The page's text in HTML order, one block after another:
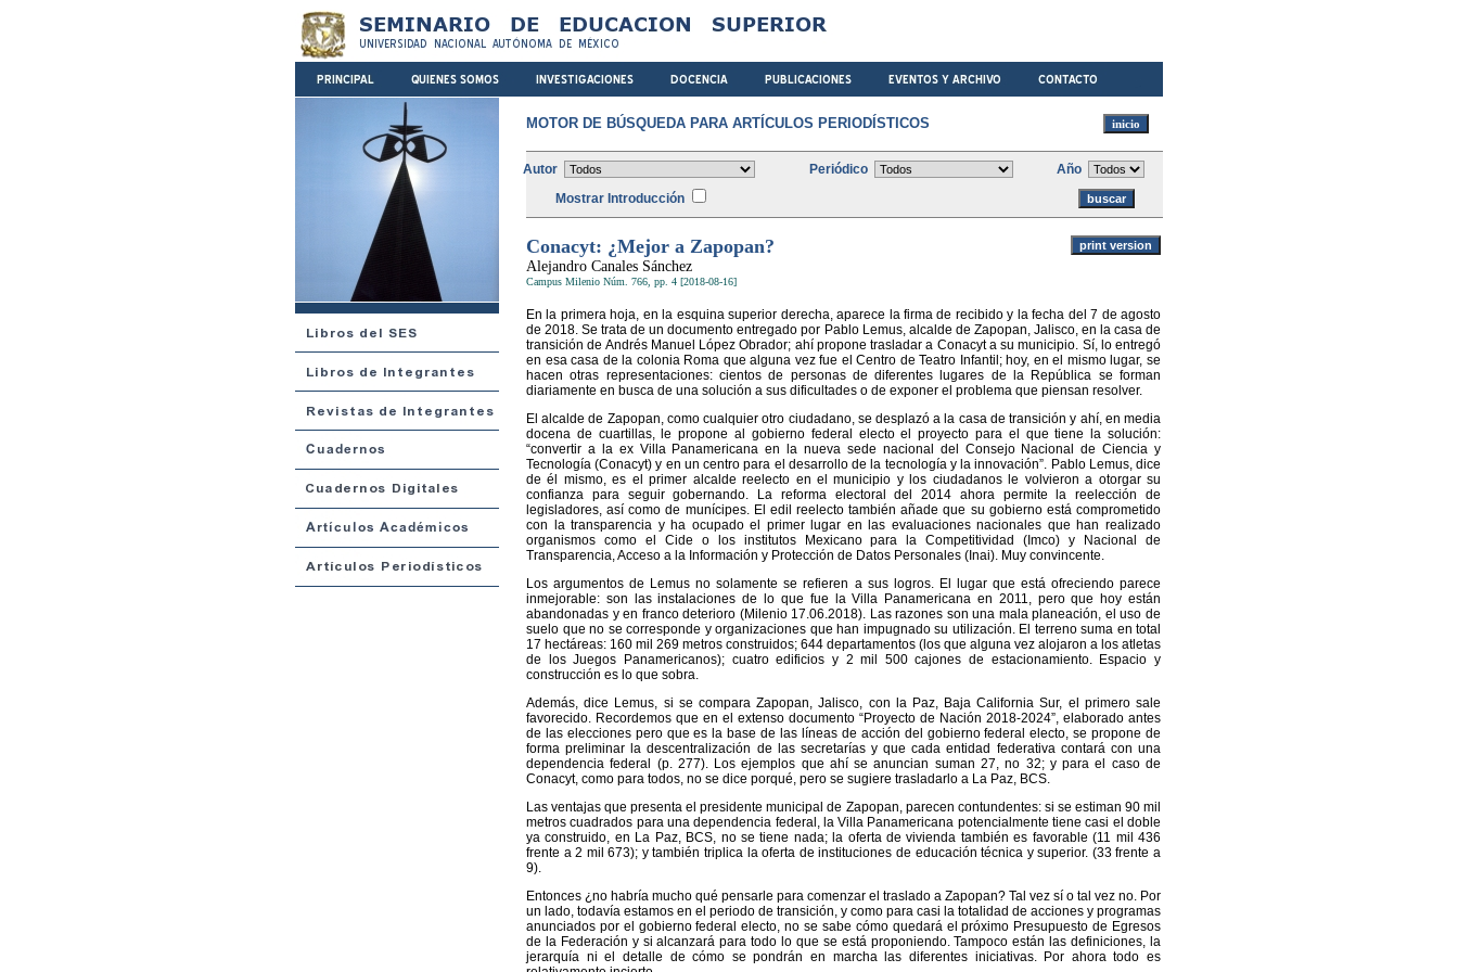
MOTOR DE BÚSQUEDA PARA ARTÍCULOS PERIODÍSTICOS
Autor Periódico
Año
Mostrar Introducción
Conacyt: ¿Mejor a Zapopan?
Alejandro Canales Sánchez
Campus Milenio Núm. 766, pp. 4 [2018-08-16]
En la primera hoja, en la esquina superior derecha, aparece la firma de recibido y la fecha del 7 de agosto
de 2018. Se trata de un documento entregado por Pablo Lemus, alcalde de Zapopan, Jalisco, en la casa de
transición de Andrés Manuel López Obrador; ahí propone trasladar a Conacyt a su municipio. Sí, lo entregó
en esa casa de la colonia Roma que alguna vez fue el Centro de Teatro Infantil; hoy, en el mismo lugar, se
hacen otras representaciones: cientos de personas de diferentes lugares de la República se forman
diariamente en busca de una solución a sus dificultades o de exponer el problema que piensan resolver.
El alcalde de Zapopan, como cualquier otro ciudadano, se desplazó a la casa de transición y ahí, en media
docena de cuartillas, le propone al gobierno federal electo el proyecto para el que tiene la solución:
“convertir a la ex Villa Panamericana en la nueva sede nacional del Consejo Nacional de Ciencia y
Tecnología (Conacyt) y en un centro para el desarrollo de la tecnología y la innovación”. Pablo Lemus, dice
de él mismo, es el primer alcalde reelecto en el municipio y los ciudadanos le volvieron a otorgar su
confianza para seguir gobernando. La reforma electoral del 2014 ahora permite la reelección de
legisladores, así como de munícipes. El edil reelecto también añade que su gobierno está comprometido
con la transparencia y ha ocupado el primer lugar en las evaluaciones nacionales que han realizado
organismos como el Cide o los institutos Mexicano para la Competitividad (Imco) y Nacional de
Transparencia, Acceso a la Información y Protección de Datos Personales (Inai). Muy convincente.
Los argumentos de Lemus no solamente se refieren a sus logros. El lugar que está ofreciendo parece
inmejorable: son las instalaciones de lo que fue la Villa Panamericana en 2011, pero que hoy están
abandonadas y en franco deterioro (Milenio 17.06.2018). Las razones son una mala planeación, el uso de
suelo que no se corresponde y organizaciones que han impugnado su utilización. El terreno suma en total
17 hectáreas: 160 mil 269 metros construidos; 644 departamentos (los que alguna vez alojaron a los atletas
de los Juegos Panamericanos); cuatro edificios y 2 mil 500 cajones de estacionamiento. Espacio y
construcción es lo que sobra.
Además, dice Lemus, si se compara Zapopan, Jalisco, con la Paz, Baja California Sur, el primero sale
favorecido. Recordemos que en el extenso documento “Proyecto de Nación 2018-2024”, elaborado antes
de las elecciones pero que es la base de las líneas de acción del gobierno federal electo, se propone de
forma preliminar la descentralización de las secretarías y que cada entidad federativa contará con una
dependencia federal (p. 277). Los ejemplos que ahí se anuncian suman 27, no 32; y para el caso de
Conacyt, como para todos, no se dice porqué, pero se sugiere trasladarlo a La Paz, BCS.
Las ventajas que presenta el presidente municipal de Zapopan, parecen contundentes: si se estiman 90 mil
metros cuadrados para una dependencia federal, la Villa Panamericana potencialmente tiene casi el doble
ya construido, en La Paz, BCS, no se tiene nada; la oferta de vivienda también es favorable (11 mil 436
frente a 2 mil 673); y también triplica la oferta de instituciones de educación técnica y superior. (33 frente a
9).
Entonces ¿no habría mucho qué pensarle para comenzar el traslado a Zapopan? Tal vez sí o tal vez no. Por
un lado, todavía estamos en el periodo de transición, y como para casi la totalidad de acciones y programas
anunciados por el gobierno federal electo, no se sabe cómo quedará el próximo Presupuesto de Egresos
de la Federación y si alcanzará para todo lo que se está proponiendo. Tampoco están las definiciones, la
jerarquía ni el detalle de cómo se pondrán en marcha las diferentes iniciativas. Por ahora todo es